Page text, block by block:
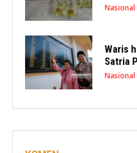
Nasional
Waris
Satria
Nasional